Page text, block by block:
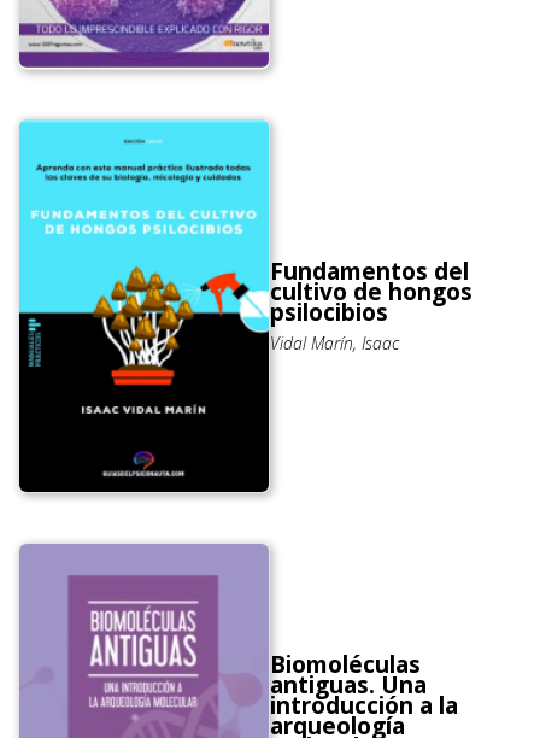
Fundamentos del
cultivo de hongos
psilocibios
Vidal Marín, Isaac
Biomoléculas
antiguas. Una
introducción a la
arqueología